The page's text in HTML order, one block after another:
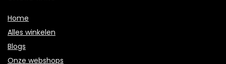
Home
Alles winkelen
Blogs
Onze webshops